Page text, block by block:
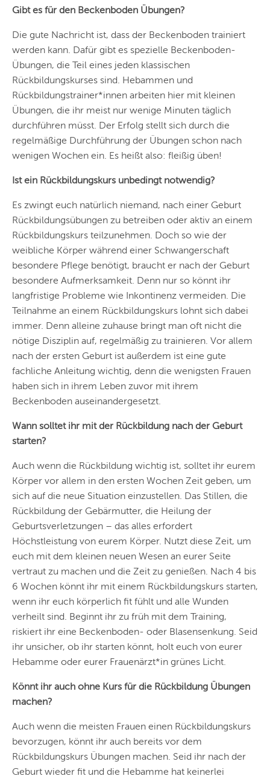
Gibt es für den Beckenboden Übungen?
Die gute Nachricht ist, dass der Beckenboden trainiert
werden kann. Dafür gibt es spezielle Beckenboden-
Übungen, die Teil eines jeden klassischen
Rückbildungskurses sind. Hebammen und
Rückbildungstrainer*innen arbeiten hier mit kleinen
Übungen, die ihr meist nur wenige Minuten täglich
durchführen müsst. Der Erfolg stellt sich durch die
regelmäßige Durchführung der Übungen schon nach
wenigen Wochen ein. Es heißt also: fleißig üben!
Ist ein Rückbildungskurs unbedingt notwendig?
Es zwingt euch natürlich niemand, nach einer Geburt
Rückbildungsübungen zu betreiben oder aktiv an einem
Rückbildungskurs teilzunehmen. Doch so wie der
weibliche Körper während einer Schwangerschaft
besondere Pflege benötigt, braucht er nach der Geburt
besondere Aufmerksamkeit. Denn nur so könnt ihr
langfristige Probleme wie Inkontinenz vermeiden. Die
Teilnahme an einem Rückbildungskurs lohnt sich dabei
immer. Denn alleine zuhause bringt man oft nicht die
nötige Disziplin auf, regelmäßig zu trainieren. Vor allem
nach der ersten Geburt ist ­außerdem ist eine ­gute
fachliche Anleitung wichtig, denn die wenigsten Frauen
haben sich in ihrem Leben zuvor mit ihrem
Beckenboden auseinandergesetzt.
Wann solltet ihr mit der Rückbildung nach der Geburt
starten?
Auch wenn die Rückbildung wichtig ist, solltet ihr eurem
Körper vor allem in den ersten Wochen Zeit geben, um
sich auf die neue Situation einzustellen. Das Stillen, die
Rückbildung der Gebärmutter, die Heilung der
Geburtsverletzungen – das alles erfordert
Höchstleistung von eurem Körper. Nutzt diese Zeit, um
euch mit dem kleinen neuen Wesen an eurer Seite
vertraut zu machen und die Zeit zu genießen. Nach 4 bis
6 Wochen könnt ihr mit einem Rückbildungskurs starten,
wenn ihr euch körperlich fit fühlt und alle Wunden
verheilt sind. Beginnt ihr zu früh mit dem Training,
riskiert ihr eine Beckenboden- oder Blasensenkung. Seid
ihr unsicher, ob ihr starten könnt, holt euch von eurer
Hebamme oder eurer Frauenärzt*in grünes Licht.
Könnt ihr auch ohne Kurs für die Rückbildung Übungen
machen?
Auch wenn die meisten Frauen einen Rückbildungskurs
bevorzugen, könnt ihr auch bereits vor dem
Rückbildungskurs Übungen machen. Seid ihr nach der
Geburt wieder fit und die Hebamme hat keinerlei